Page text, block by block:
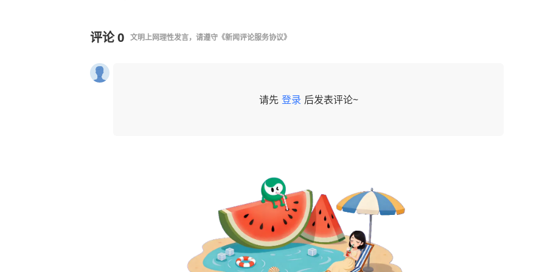
评论0 文明上网理性发言，请遵守 《新闻评论服务协议》
请先 登录 后发表评论~